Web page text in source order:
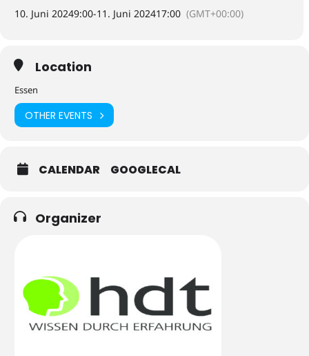
10. Juni 20249:00-11. Juni 202417:00 (GMT+00:00)
Location
Essen
OTHER EVENTS
CALENDAR GOOGLECAL
Organizer